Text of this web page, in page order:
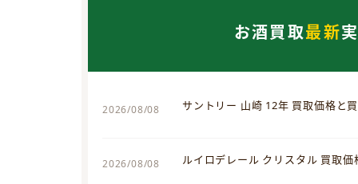
お酒買取最新
2026/08/08 サントリー 山崎 12年 買取価格と
2026/08/08 ルイロデレール クリスタル 買取